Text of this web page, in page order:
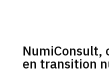
NumiConsult,
en transition